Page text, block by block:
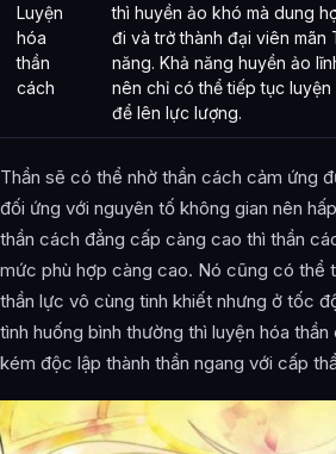
Luyện
hóa
thần
cách
thì huyền ảo khó mà dung
đi và trở thành đại viên mãn
năng. Khả năng huyền ảo
nên chỉ có thể tiếp tục
để lên lực lượng.
Thần sẽ có thể nhờ thần cách cảm ứng
đối ứng với nguyên tố không gian nên
thần cách đẳng cấp càng cao thì thần
mức phù hợp càng cao. Nó cũng có thể
thần lực vô cùng tinh khiết nhưng ở tốc
tình huống bình thường thì luyện hóa
kém độc lập thành thần ngang với cấp